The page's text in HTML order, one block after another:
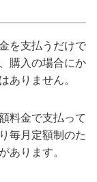
を支払うだけで
購入の場合にか
ありません。
料金で支払って
毎月定額制のた
あります。